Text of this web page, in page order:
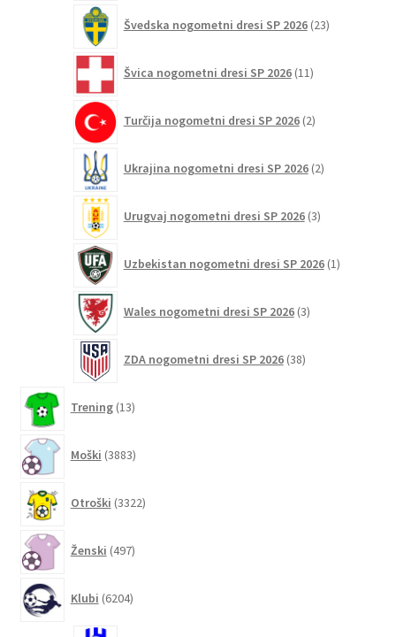
Švedska nogometni dresi SP 2026 23izdelkov
Švica nogometni dresi SP 2026 11izdelkov
Turčija nogometni dresi SP 2026 2izdelka
Ukrajina nogometni dresi SP 2026 2izdelka
Urugvaj nogometni dresi SP 2026 3izdelki
Uzbekistan nogometni dresi SP 2026 1izdelek
Wales nogometni dresi SP 2026 3izdelki
ZDA nogometni dresi SP 2026 38izdelkov
Trening 13izdelkov
Moški 3883izdelkov
Otroški 3322izdelkov
Ženski 497izdelkov
Klubi 6204izdelki